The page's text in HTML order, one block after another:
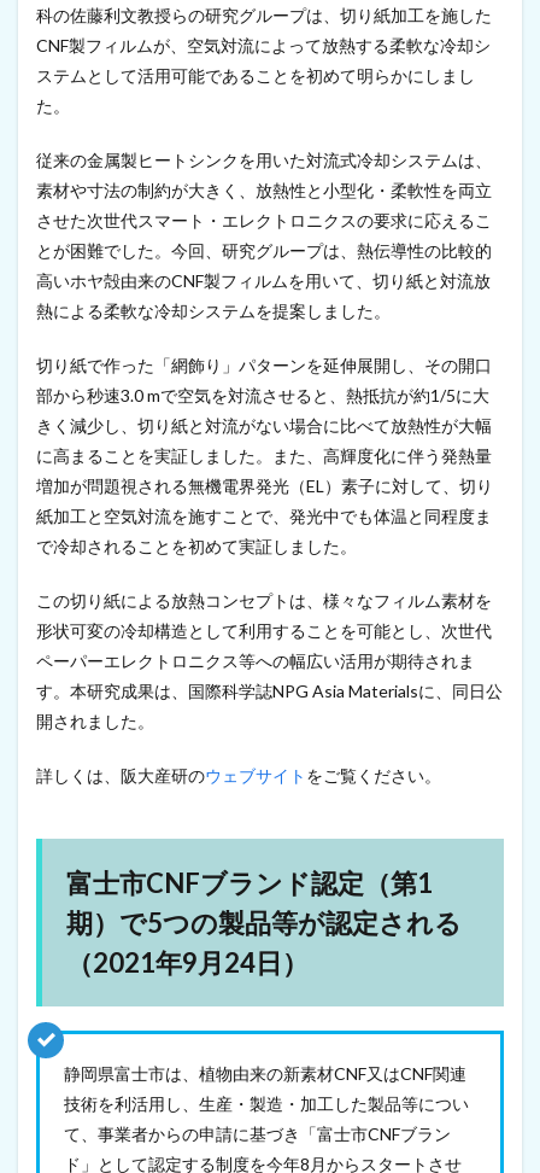
活
（
2
年
9
2
4
）
士
市
C
N
F
ブ
ラ
ン
ド
定
（
第
1
）
で
の
が
認
定
さ
（
2
0
2
1
年
9
月
科の佐藤利文教授らの研究グループは、切り紙加工を施した
CNF製フィルムが、空気対流によって放熱する柔軟な冷却シ
ステムとして活用可能であることを初めて明らかにしまし
た。
従来の金属製ヒートシンクを用いた対流式冷却システムは、
素材や寸法の制約が大きく、放熱性と小型化・柔軟性を両立
させた次世代スマート・エレクトロニクスの要求に応えるこ
とが困難でした。今回、研究グループは、熱伝導性の比較的
高いホヤ殻由来のCNF製フィルムを用いて、切り紙と対流放
熱による柔軟な冷却システムを提案しました。
切り紙で作った「網飾り」パターンを延伸展開し、その開口
部から秒速3.0 mで空気を対流させると、熱抵抗が約1/5に大
きく減少し、切り紙と対流がない場合に比べて放熱性が大幅
に高まることを実証しました。また、高輝度化に伴う発熱量
増加が問題視される無機電界発光（EL）素子に対して、切り
紙加工と空気対流を施すことで、発光中でも体温と同程度ま
で冷却されることを初めて実証しました。
この切り紙による放熱コンセプトは、様々なフィルム素材を
形状可変の冷却構造として利用することを可能とし、次世代
ペーパーエレクトロニクス等への幅広い活用が期待されま
す。本研究成果は、国際科学誌NPG Asia Materialsに、同日公
開されました。
詳しくは、阪大産研のウェブサイト をご覧ください。
富士市CNFブランド認定（第1
期）で5つの製品等が認定される
（2021年9月24日）
静岡県富士市は、植物由来の新素材CNF又はCNF関連
技術を利活用し、生産・製造・加工した製品等につい
て、事業者からの申請に基づき「富士市CNFブラン
ド」として認定する制度を今年8月からスタートさせ